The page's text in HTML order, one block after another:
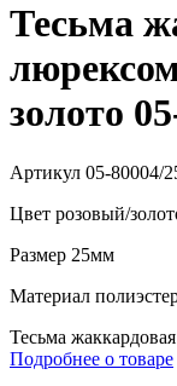
Тесьма
золото
Артикул 05-80004/
Цвет розовый/
Размер 25мм
Материал
Тесьма
Подробнее о товаре